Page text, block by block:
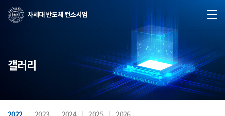
갤러리
2022 2023 2024 2025 2026